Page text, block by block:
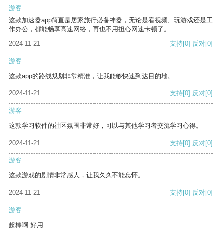
游客
这款加速器app简直是居家旅行必备神器，无论是看视频、玩游戏还是工
作办公，都能畅享高速网络，再也不用担心网速卡顿了。
2024-11-21
支持[0] 反对[0]
游客
这款app的路线规划非常精准，让我能够快速到达目的地。
2024-11-21 支持[0] 反对[0]
游客
这款学习软件的社区氛围非常好，可以与其他学习者交流学习心得。
2024-11-21 支持[0] 反对[0]
游客
这款游戏的剧情非常感人，让我久久不能忘怀。
2024-11-21 支持[0] 反对[0]
游客
超棒啊 好用